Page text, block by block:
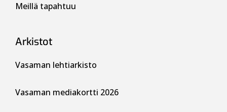
Meillä tapahtuu
Arkistot
Vasaman lehtiarkisto
Vasaman mediakortti 2026